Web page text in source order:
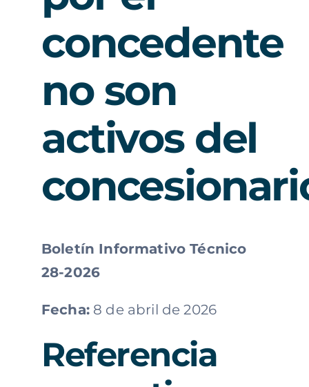
concedente
no son
activos del
Boletín Informativo Técnico
28-2026
Fecha:8 de abril de 2026
Referencia